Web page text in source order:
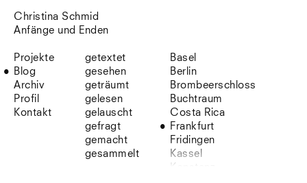
Christina Schmid
Anfänge und Enden
Projekte
Blog
Archiv
Profil
Kontakt
getextet
gesehen
geträumt
gelesen
gelauscht
gefragt
gemacht
gesammelt
Basel
Berlin
Brombeerschloss
Buchtraum
Costa Rica
Frankfurt
Fridingen
Kassel